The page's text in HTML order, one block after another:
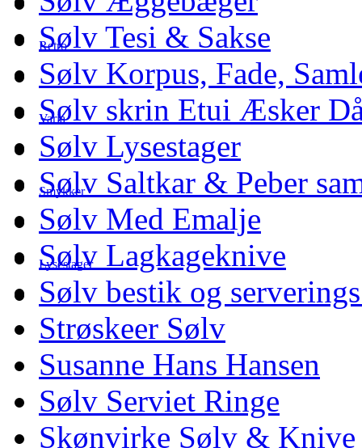
Retro
Varia
Smykker
Lysestager
Sølv Tesi & Sakse
Sølv Korpus, Fade,
Sølv skrin Etui Æsker
Sølv Lysestager
Sølv Saltkar & Peber
Sølv Med Emalje
Sølv Lagkageknive
Sølv bestik og
Strøskeer Sølv
Susanne Hans Hansen
Sølv Serviet Ringe
Skønvirke Sølv & Knive